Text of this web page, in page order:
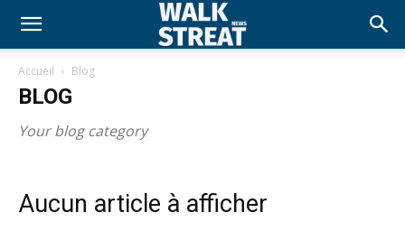
Accueil Blog
BLOG
Your blog category
Aucun article à afficher